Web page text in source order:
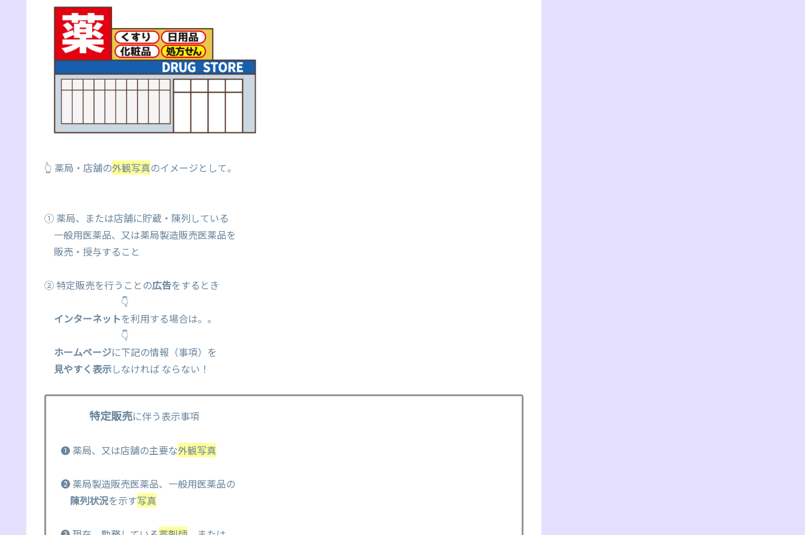
👆 薬局・店舗の外観写真のイメージとして。
① 薬局、または店舗に貯蔵・陳列している
一般用医薬品、又は薬局製造販売医薬品を
販売・授与すること
② 特定販売を行うことの広告をするとき
👇
インターネットを利用する場合は。。
👇
ホームページに下記の情報（事項）を
見やすく表示しなければ ならない！
特定販売に伴う表示事項
❶ 薬局、又は店舗の主要な外観写真
❷ 薬局製造販売医薬品、一般用医薬品の
陳列状況を示す写真